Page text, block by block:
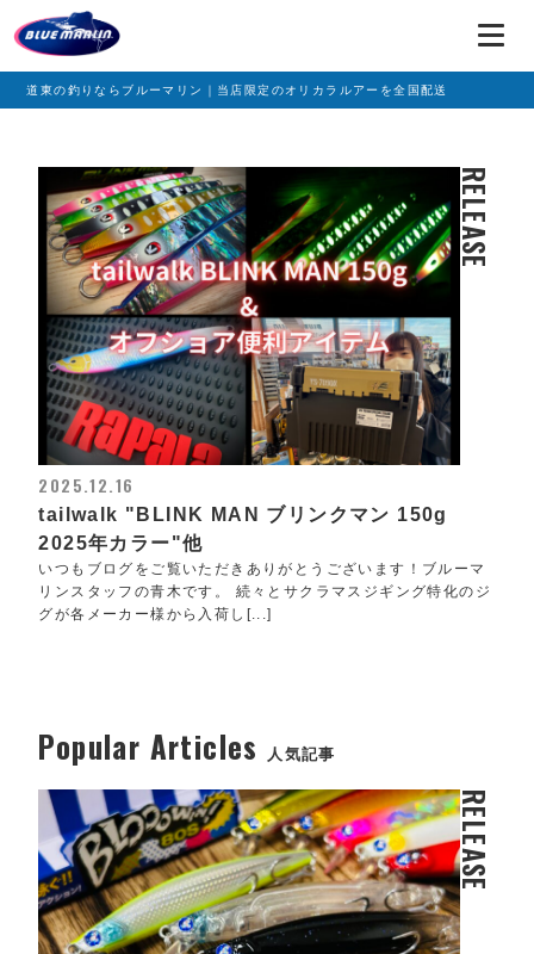
道東の釣りならブルーマリン｜当店限定のオリカラルアーを全国配送
RELEASE
2025.12.16
tailwalk "BLINK MAN ブリンクマン 150g
2025年カラー"他
いつもブログをご覧いただきありがとうございます！ブルーマ
リンスタッフの青木です。 続々とサクラマスジギング特化のジ
グが各メーカー様から入荷し[...]
Popular Articles 人気記事
RELEASE